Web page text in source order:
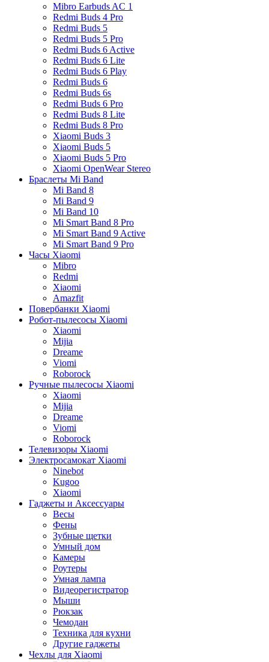
Mibro Earbuds AC 1
Redmi Buds 4 Pro
Redmi Buds 5
Redmi Buds 5 Pro
Redmi Buds 6 Active
Redmi Buds 6 Lite
Redmi Buds 6 Play
Redmi Buds 6
Redmi Buds 6s
Redmi Buds 6 Pro
Redmi Buds 8 Lite
Redmi Buds 8 Pro
Xiaomi Buds 3
Xiaomi Buds 5
Xiaomi Buds 5 Pro
Xiaomi OpenWear Stereo
Браслеты Mi Band
Mi Band 8
Mi Band 9
Mi Band 10
Mi Smart Band 8 Pro
Mi Smart Band 9 Active
Mi Smart Band 9 Pro
Часы Xiaomi
Mibro
Redmi
Xiaomi
Amazfit
Повербанки Xiaomi
Робот-пылесосы Xiaomi
Xiaomi
Mijia
Dreame
Viomi
Roborock
Ручные пылесосы Xiaomi
Xiaomi
Mijia
Dreame
Viomi
Roborock
Телевизоры Xiaomi
Электросамокат Xiaomi
Ninebot
Kugoo
Xiaomi
Гаджеты и Аксессуары
Весы
Фены
Зубные щетки
Умный дом
Камеры
Роутеры
Умная лампа
Видеорегистратор
Мыши
Рюкзак
Чемодан
Техника для кухни
Другие гаджеты
Чехлы для Xiaomi